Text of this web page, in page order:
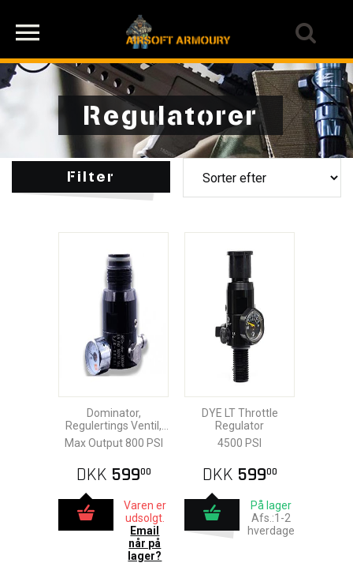
Regulatorer
Filter
Dominator,
Regulertings Ventil,
3000 PSI
Max Output 800 PSI
DKK 59900
Varen er
udsolgt.
Email
når på
lager?
DYE LT Throttle
Regulator
4500 PSI
DKK 59900
På lager
Afs.:1-2
hverdage